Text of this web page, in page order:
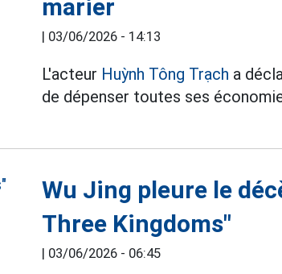
marier
03/06/2026 - 14:13
L'acteur Huỳnh Tông Trạch a
de dépenser toutes ses
Wu Jing pleure le
Three Kingdoms"
03/06/2026 - 06:45